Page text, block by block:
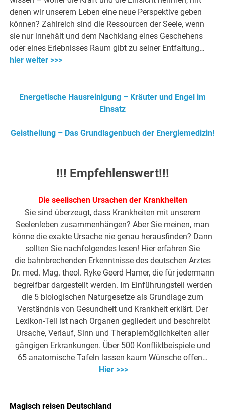
denen wir unserem Leben eine neue Perspektive geben
können? Zahlreich sind die Ressourcen der Seele, wenn
sie nur innehält und dem Nachklang eines Geschehens
oder eines Erlebnisses Raum gibt zu seiner Entfaltung…
hier weiter >>>
Energetische Hausreinigung – Kräuter und Engel im
Einsatz
Geistheilung – Das Grundlagenbuch der Energiemedizin!
!!! Empfehlenswert!!!
Die seelischen Ursachen der Krankheiten
Sie sind überzeugt, dass Krankheiten mit unserem
Seelenleben zusammenhängen? Aber Sie meinen, man
könne die exakte Ursache nie genau herausfinden? Dann
sollten Sie nachfolgendes lesen! Hier erfahren Sie
die bahnbrechenden Erkenntnisse des deutschen Arztes
Dr. med. Mag. theol. Ryke Geerd Hamer, die für jedermann
begreifbar dargestellt werden. Im Einführungsteil werden
die 5 biologischen Naturgesetze als Grundlage zum
Verständnis von Gesundheit und Krankheit erklärt. Der
Lexikon-Teil ist nach Organen gegliedert und beschreibt
Ursache, Verlauf, Sinn und Therapiemöglichkeiten aller
gängigen Erkrankungen. Über 500 Konfliktbeispiele und
65 anatomische Tafeln lassen kaum Wünsche offen…
Hier >>>
Magisch reisen Deutschland